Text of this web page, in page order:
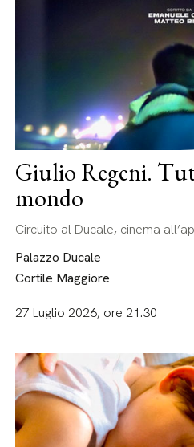
Giulio Regeni.
mondo
Circuito al Ducale, cinema
Palazzo Ducale
Cortile Maggiore
27 Luglio 2026, ore 21.30